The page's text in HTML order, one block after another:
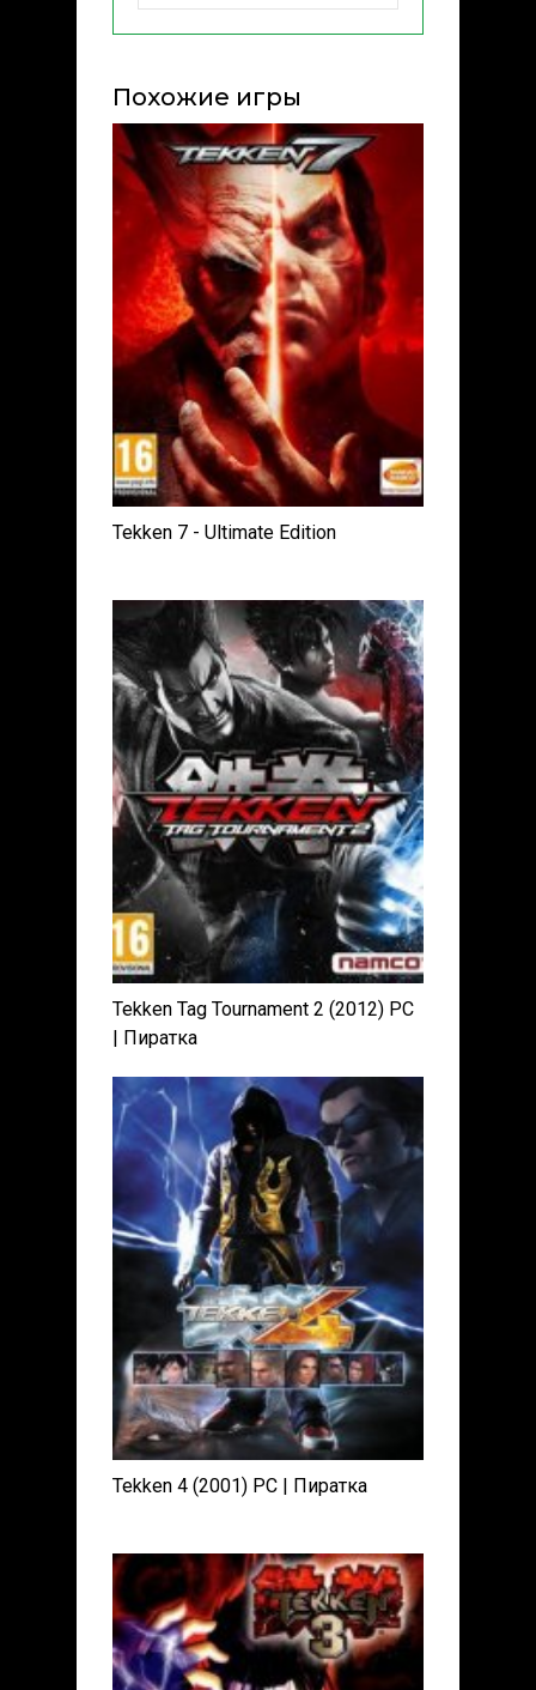
Похожие игры
Tekken 7 - Ultimate Edition
Tekken Tag Tournament 2 (2012) PC
| Пиратка
Tekken 4 (2001) PC | Пиратка